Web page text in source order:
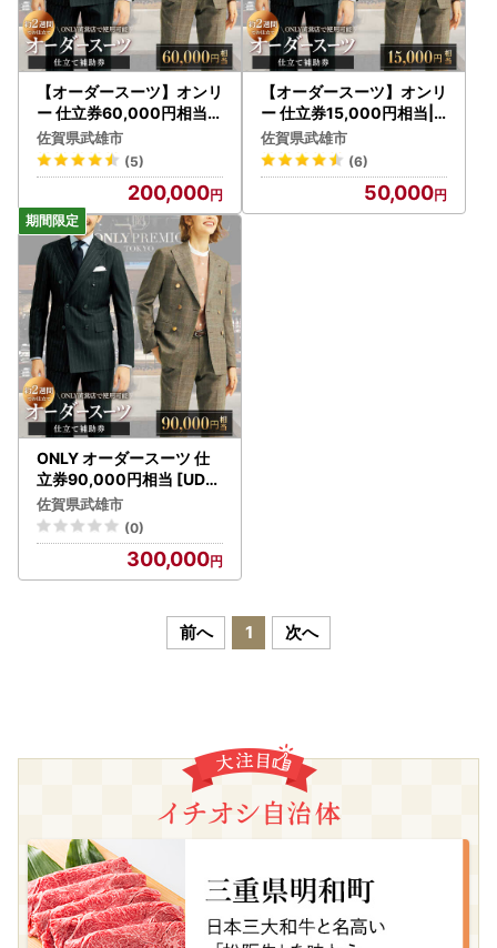
【オーダースーツ】オンリ
ー 仕立券60,000円相当|
ビジネススーツ [UDB003
]
佐賀県武雄市
(5)
200,000
【オーダースーツ】オンリ
ー 仕立券15,000円相当|
ビジネススーツ [UDB001
]
佐賀県武雄市
(6)
50,000
ONLY オーダースーツ 仕
立券90,000円相当 [UDB
004] |ビジネススーツ
佐賀県武雄市
(0)
300,000
前へ 1 次へ